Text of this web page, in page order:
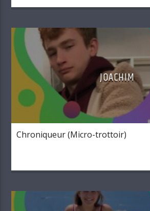
JOACHIM
Chroniqueur (Micro-trottoir)